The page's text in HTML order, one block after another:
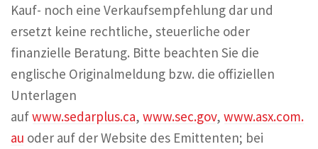
Kauf- noch eine Verkaufsempfehlung dar und
ersetzt keine rechtliche, steuerliche oder
finanzielle Beratung. Bitte beachten Sie die
englische Originalmeldung bzw. die offiziellen
Unterlagen
aufwww.sedarplus.ca, www.sec.gov, www.asx.com.
au oder auf der Website des Emittenten; bei